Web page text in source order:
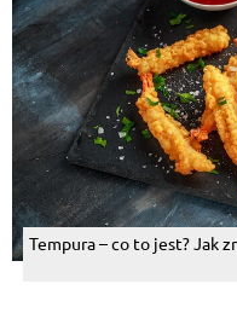
Tempura – co to jest? Jak